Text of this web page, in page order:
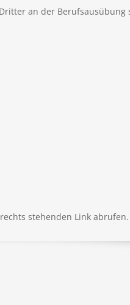
an der
stehenden Link abrufen.